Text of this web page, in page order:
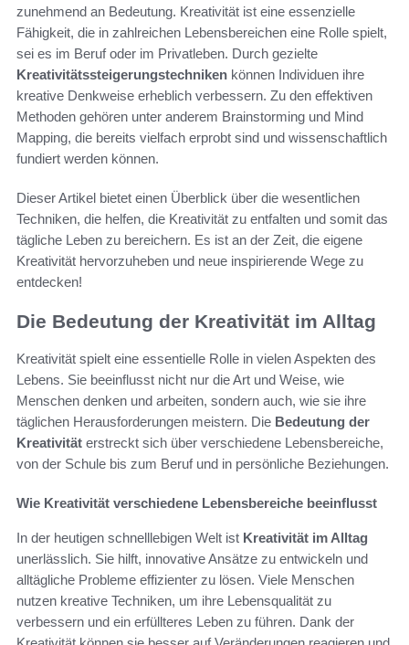
zunehmend an Bedeutung. Kreativität ist eine essenzielle
Fähigkeit, die in zahlreichen Lebensbereichen eine Rolle spielt,
sei es im Beruf oder im Privatleben. Durch gezielte
Kreativitätssteigerungstechniken können Individuen ihre
kreative Denkweise erheblich verbessern. Zu den effektiven
Methoden gehören unter anderem Brainstorming und Mind
Mapping, die bereits vielfach erprobt sind und wissenschaftlich
fundiert werden können.
Dieser Artikel bietet einen Überblick über die wesentlichen
Techniken, die helfen, die Kreativität zu entfalten und somit das
tägliche Leben zu bereichern. Es ist an der Zeit, die eigene
Kreativität hervorzuheben und neue inspirierende Wege zu
entdecken!
Die Bedeutung der Kreativität im Alltag
Kreativität spielt eine essentielle Rolle in vielen Aspekten des
Lebens. Sie beeinflusst nicht nur die Art und Weise, wie
Menschen denken und arbeiten, sondern auch, wie sie ihre
täglichen Herausforderungen meistern. Die Bedeutung der
Kreativität erstreckt sich über verschiedene Lebensbereiche,
von der Schule bis zum Beruf und in persönliche Beziehungen.
Wie Kreativität verschiedene Lebensbereiche beeinflusst
In der heutigen schnelllebigen Welt ist Kreativität im Alltag
unerlässlich. Sie hilft, innovative Ansätze zu entwickeln und
alltägliche Probleme effizienter zu lösen. Viele Menschen
nutzen kreative Techniken, um ihre Lebensqualität zu
verbessern und ein erfüllteres Leben zu führen. Dank der